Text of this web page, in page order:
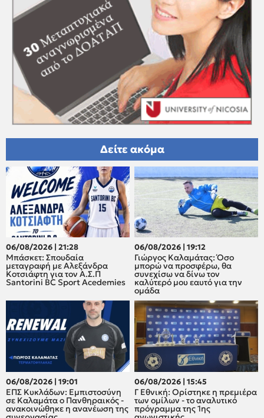
Δείτε ακόμα
06/08/2026 | 21:28
Μπάσκετ: Σπουδαία
μεταγραφή με Αλεξάνδρα
Κοτσιάφτη για τον A.Σ.Π
Santorini BC Sport Acedemies
06/08/2026 | 19:12
Γιώργος Καλαμάτας: Όσο
μπορώ να προσφέρω, θα
συνεχίσω να δίνω τον
καλύτερό μου εαυτό για την
ομάδα
06/08/2026 | 19:01
ΕΠΣ Κυκλάδων: Εμπιστοσύνη
σε Καλαμάτα ο Πανθηραικός -
ανακοινώθηκε η ανανέωση της
06/08/2026 | 15:45
Γ Εθνική: Ορίστηκε η πρεμιέρα
των ομίλων - το αναλυτικό
πρόγραμμα της 1ης